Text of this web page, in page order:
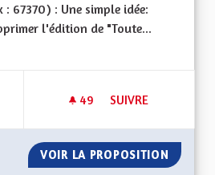
67370) : Une simple idée:
l'édition de "Toute...
la catégorie : Autres
49 49 ABONNÉS
SUIVRE
VOIR LA PROPOSITION UNE